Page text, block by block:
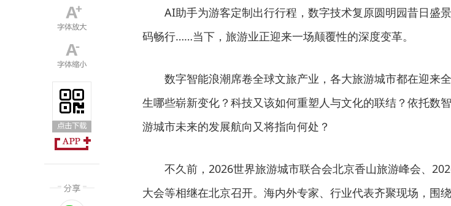
AI助手为游客定制出行行程，数字技术复原圆明园昔日盛
码畅行……当下，旅游业正迎来一场颠覆性的深度变革。
数字智能浪潮席卷全球文旅产业，各大旅游城市都在迎来
生哪些崭新变化？科技又该如何重塑人与文化的联结？依托数
游城市未来的发展航向又将指向何处？
不久前，2026世界旅游城市联合会北京香山旅游峰会、
大会等相继在北京召开。海内外专家、行业代表齐聚现场，围